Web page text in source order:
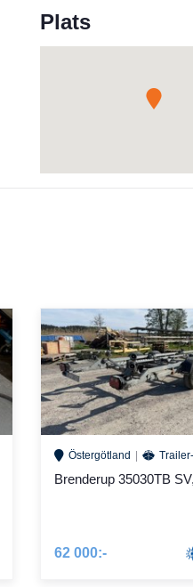
Plats
Östergötland
Brenderup 35030TB
62 000:-